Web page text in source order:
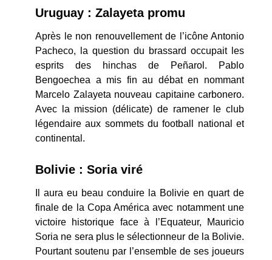
Uruguay : Zalayeta promu
Après le non renouvellement de l’icône Antonio
Pacheco, la question du brassard occupait les
esprits des hinchas de Peñarol. Pablo
Bengoechea a mis fin au débat en nommant
Marcelo Zalayeta nouveau capitaine carbonero.
Avec la mission (délicate) de ramener le club
légendaire aux sommets du football national et
continental.
Bolivie : Soria viré
Il aura eu beau conduire la Bolivie en quart de
finale de la Copa América avec notamment une
victoire historique face à l’Equateur, Mauricio
Soria ne sera plus le sélectionneur de la Bolivie.
Pourtant soutenu par l’ensemble de ses joueurs